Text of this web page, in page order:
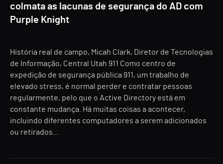
colmata as lacunas de segurança do AD com
Purple Knight
História real de campo, Micah Clark, Diretor de Tecnologias
de Informação, Central Utah 911 Como centro de
expedição de segurança pública 911, um trabalho de
elevado stress, é normal perder e contratar pessoas
regularmente, pelo que o Active Directory está em
constante mudança. Há muitas coisas a acontecer,
incluindo diferentes computadores a serem adicionados
ou retirados...